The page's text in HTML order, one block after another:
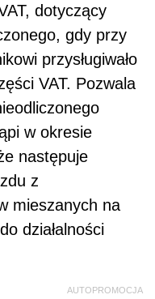
dotyczący
gdy przy
przysługiwało
VAT. Pozwala
w okresie
następuje
z
mieszanych na
działalności
AUTOPROMOCJA